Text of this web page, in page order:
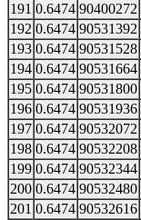
191 0.6474 90400272
192 0.6474 90531392
193 0.6474 90531528
194 0.6474 90531664
195 0.6474 90531800
196 0.6474 90531936
197 0.6474 90532072
198 0.6474 90532208
199 0.6474 90532344
200 0.6474 90532480
201 0.6474 90532616